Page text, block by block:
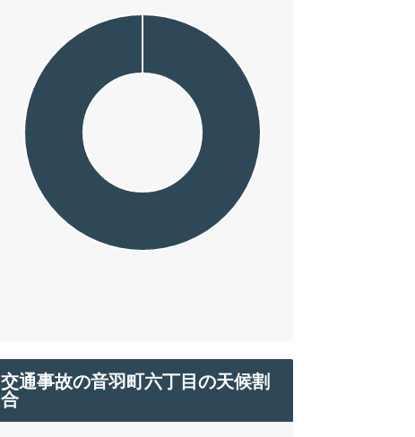
交通事故の音羽町六丁目の天候割
合